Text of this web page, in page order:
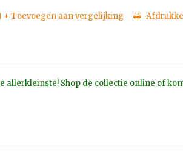
+ Toevoegen aan vergelijking
allerkleinste! Shop de collectie online of